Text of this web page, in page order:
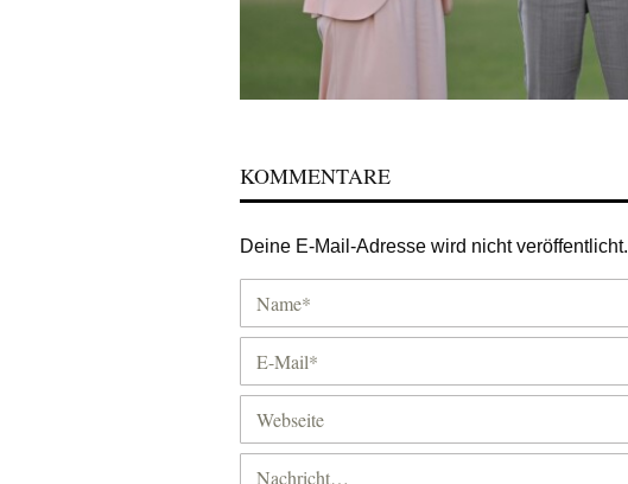
KOMMENTARE
Deine E-Mail-Adresse wird nicht veröffentlicht.